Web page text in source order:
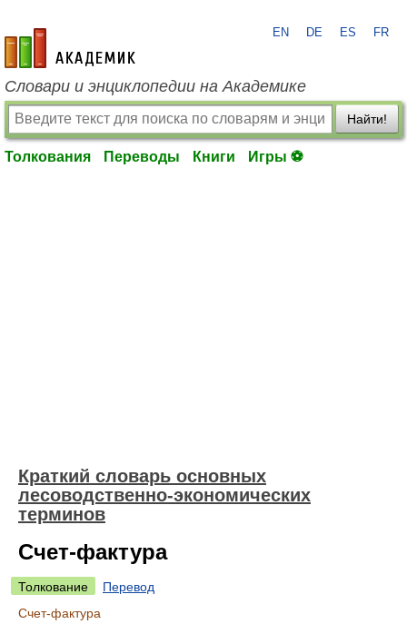
academic.ru
EN DE ES FR
Словари и энциклопедии на Академике
Найти!
Толкования Переводы Книги Игры ⚽
Краткий словарь основных
лесоводственно-экономических
терминов
Счет-фактура
Толкование
Перевод
Счет-фактура